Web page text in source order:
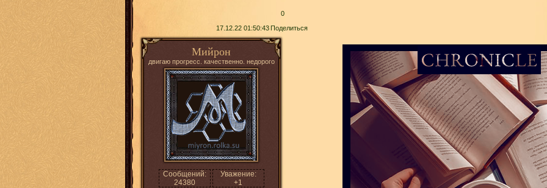
0
Поделиться
17.12.22 01:50:43
Мийрон
двигаю прогресс. качественно. недорого
Сообщений:
24380
Уважение:
+1